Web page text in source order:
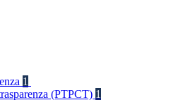
1
(PTPCT) 1